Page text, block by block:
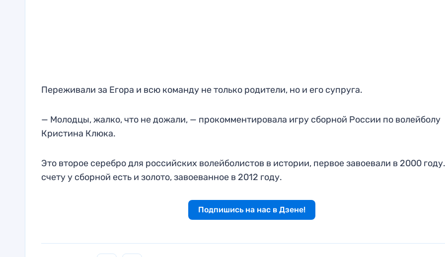
Переживали за Егора и всю команду не только родители, но и его супруга.
— Молодцы, жалко, что не дожали, — прокомментировала игру сборной России по волейболу
Кристина Клюка.
Это второе серебро для российских волейболистов в истории, первое завоевали в 2000
счету у сборной есть и золото, завоеванное в 2012 году.
Подпишись на нас в Дзене!